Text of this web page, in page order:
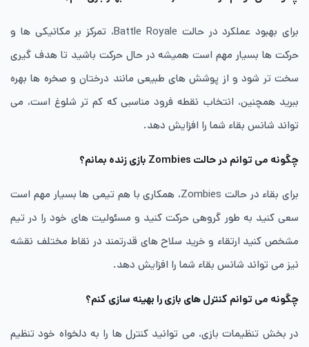
برای بهبود عملکرد در حالت Battle Royale، تمرکز بر مکانیکی ها و
حرکت ها بسیار مهم است همیشه در حال حرکت باشید تا هدف گیری
سخت تر شود و از پوشش های طبیعی مانند درختان و صخره ها بهره
ببرید همچنین، انتخاب نقطه فرود مناسبی که کم تر شلوغ است، می
تواند شانس بقاء شما را افزایش دهد.
چگونه می توانم در حالت Zombies بازی زنده بمانم؟
برای بقاء در حالت Zombies، همکاری با هم تیمی ها بسیار مهم است
سعی کنید به طور گروهی حرکت کنید و مسئولیت های خود را در تیم
مشخص کنید ارتقاء و خرید سلاح های قدرتمند در نقاط مختلف نقشه
نیز می تواند شانس بقاء شما را افزایش دهد.
چگونه می توانم کنترل های بازی را بهینه سازی کنم؟
در بخش تنظیمات بازی، می توانید کنترل ها را به دلخواه خود تنظیم